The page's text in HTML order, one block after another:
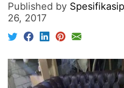
Published by
26, 2017